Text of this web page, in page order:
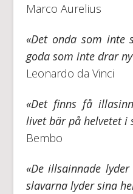
Marco Aurelius
«Det onda som inte
goda som inte drar
Leonardo da Vinci
«Det finns få
livet bär på helvetet i
Bembo
«De illsainnade
slavarna lyder sina